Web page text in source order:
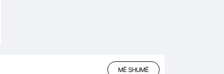
MË SHUMË